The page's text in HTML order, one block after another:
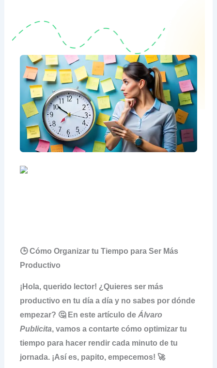
🕒 Cómo Organizar tu Tiempo para Ser Más
Productivo
¡Hola, querido lector! ¿Quieres ser más
productivo en tu día a día y no sabes por dónde
empezar? 🤔 En este artículo de Álvaro
Publicita, vamos a contarte cómo optimizar tu
tiempo para hacer rendir cada minuto de tu
jornada. ¡Así es, papito, empecemos! 🚀